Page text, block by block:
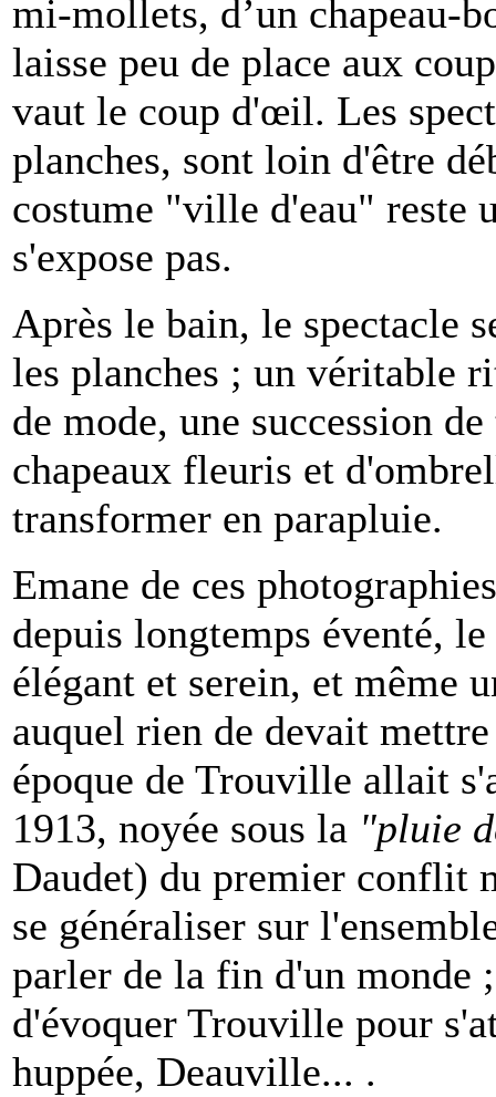
mi-mollets, d’un chapeau-
laisse peu de place aux
vaut le coup d'œil. Les
planches, sont loin d'être
costume "ville d'eau" reste
s'expose pas.
Après le bain, le spectacle
les planches ; un véritable
de mode, une succession
chapeaux fleuris et
transformer en parapluie.
Emane de ces
depuis longtemps éventé,
élégant et serein, et même
auquel rien de devait
époque de Trouville allait
1913, noyée sous la "pluie
Daudet) du premier conflit
se généraliser sur
parler de la fin d'un monde
d'évoquer Trouville pour
huppée, Deauville... .